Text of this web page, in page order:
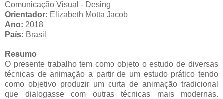
Comunicação Visual - Desing
Orientador: Elizabeth Motta Jacob
Ano: 2018
País: Brasil
Resumo
O presente trabalho tem como objeto o estudo de diversas
técnicas de animação a partir de um estudo prático tendo
como objetivo produzir um curta de animação tradicional
que dialogasse com outras técnicas mais modernas.